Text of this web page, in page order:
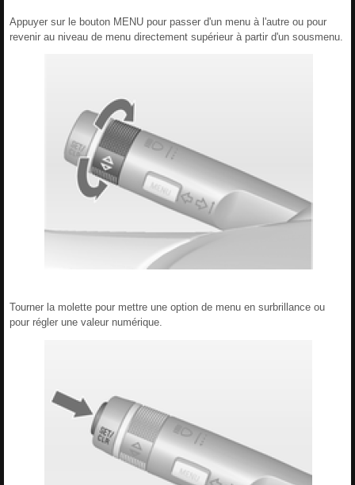
Appuyer sur le bouton MENU pour passer d'un menu à l'autre ou pour
revenir au niveau de menu directement supérieur à partir d'un sousmenu.
Tourner la molette pour mettre une option de menu en surbrillance ou
pour régler une valeur numérique.